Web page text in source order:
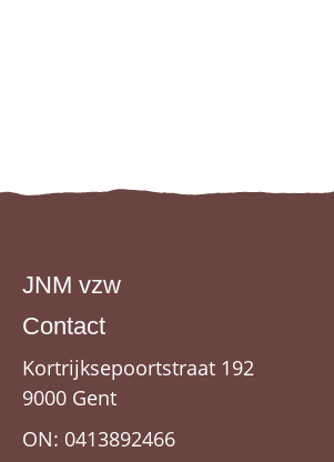
JNM vzw
Contact
Kortrijksepoortstraat 192
9000 Gent
ON: 0413892466